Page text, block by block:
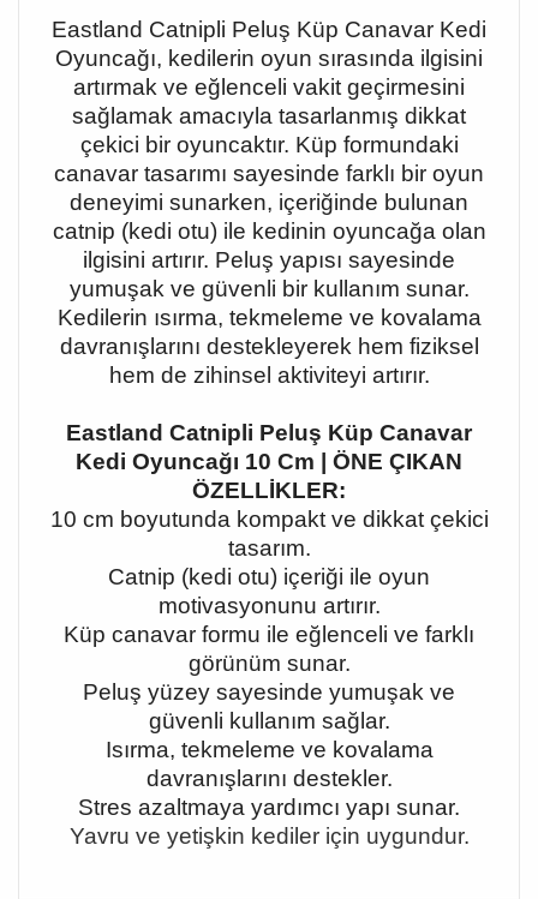
Eastland Catnipli Peluş Küp Canavar Kedi
Oyuncağı, kedilerin oyun sırasında ilgisini
artırmak ve eğlenceli vakit geçirmesini
sağlamak amacıyla tasarlanmış dikkat
çekici bir oyuncaktır. Küp formundaki
canavar tasarımı sayesinde farklı bir oyun
deneyimi sunarken, içeriğinde bulunan
catnip (kedi otu) ile kedinin oyuncağa olan
ilgisini artırır. Peluş yapısı sayesinde
yumuşak ve güvenli bir kullanım sunar.
Kedilerin ısırma, tekmeleme ve kovalama
davranışlarını destekleyerek hem fiziksel
hem de zihinsel aktiviteyi artırır.
Eastland Catnipli Peluş Küp Canavar
Kedi Oyuncağı 10 Cm | ÖNE ÇIKAN
ÖZELLİKLER:
10 cm boyutunda kompakt ve dikkat çekici
tasarım.
Catnip (kedi otu) içeriği ile oyun
motivasyonunu artırır.
Küp canavar formu ile eğlenceli ve farklı
görünüm sunar.
Peluş yüzey sayesinde yumuşak ve
güvenli kullanım sağlar.
Isırma, tekmeleme ve kovalama
davranışlarını destekler.
Stres azaltmaya yardımcı yapı sunar.
Yavru ve yetişkin kediler için uygundur.